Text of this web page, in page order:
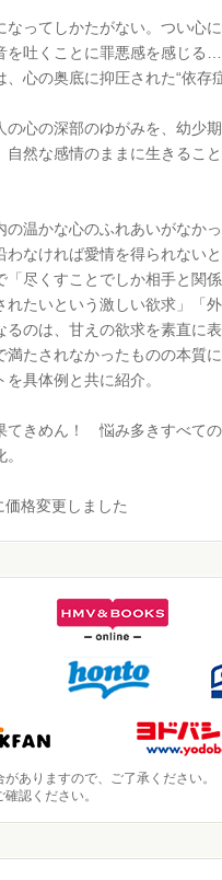
ってしかたがない。つい心
を吐くことに罪悪感を感じる
心の奥底に抑圧された“依存
心の深部のゆがみを、幼少
自然な感情のままに生きるこ
温かな心のふれあいがなか
わなければ愛情を得られない
「尽くすことでしか相手と関
れたいという激しい欲求」「
るのは、甘えの欲求を素直に
満たされなかったものの本質
具体例と共に紹介。
きめん！ 悩み多きすべての
格変更しました
ありますので、ご了承ください。
認ください。